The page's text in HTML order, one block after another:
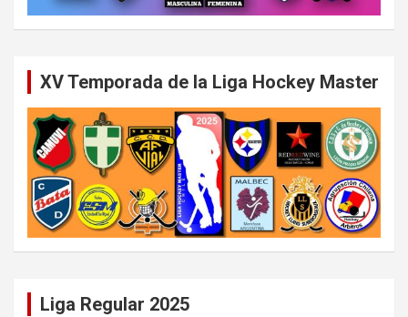
XV Temporada de la Liga Hockey Master
Liga Regular 2025